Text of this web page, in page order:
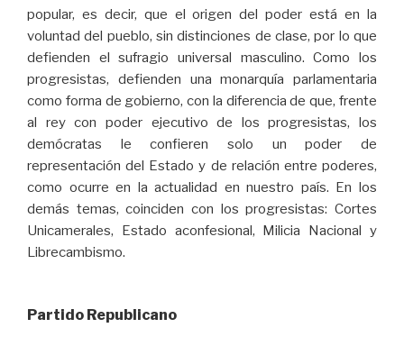
popular, es decir, que el origen del poder está en la
voluntad del pueblo, sin distinciones de clase, por lo que
defienden el sufragio universal masculino. Como los
progresistas, defienden una monarquía parlamentaria
como forma de gobierno, con la diferencia de que, frente
al rey con poder ejecutivo de los progresistas, los
demócratas le confieren solo un poder de
representación del Estado y de relación entre poderes,
como ocurre en la actualidad en nuestro país. En los
demás temas, coinciden con los progresistas: Cortes
Unicamerales, Estado aconfesional, Milicia Nacional y
Librecambismo.
Partido Republicano